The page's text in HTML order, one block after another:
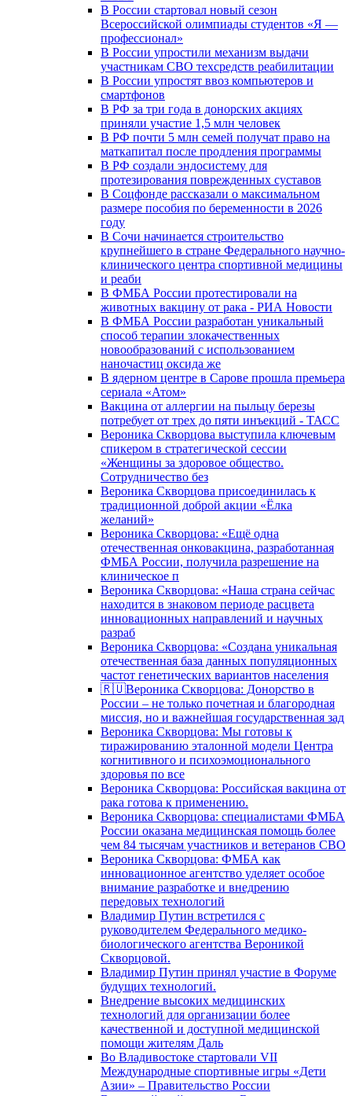
В России стартовал новый сезон
Всероссийской олимпиады студентов «Я —
профессионал»
В России упростили механизм выдачи
участникам СВО техсредств реабилитации
В России упростят ввоз компьютеров и
смартфонов
В РФ за три года в донорских акциях
приняли участие 1,5 млн человек
В РФ почти 5 млн семей получат право на
маткапитал после продления программы
В РФ создали эндосистему для
протезирования поврежденных суставов
В Соцфонде рассказали о максимальном
размере пособия по беременности в 2026
году
В Сочи начинается строительство
крупнейшего в стране Федерального научно-
клинического центра спортивной медицины
и реаби
В ФМБА России протестировали на
животных вакцину от рака - РИА Новости
В ФМБА России разработан уникальный
способ терапии злокачественных
новообразований с использованием
наночастиц оксида же
В ядерном центре в Сарове прошла премьера
сериала «Атом»
Вакцина от аллергии на пыльцу березы
потребует от трех до пяти инъекций - ТАСС
Вероника Скворцова выступила ключевым
спикером в стратегической сессии
«Женщины за здоровое общество.
Сотрудничество без
Вероника Скворцова присоединилась к
традиционной доброй акции «Ёлка
желаний»
Вероника Скворцова: «Ещё одна
отечественная онковакцина, разработанная
ФМБА России, получила разрешение на
клиническое п
Вероника Скворцова: «Наша страна сейчас
находится в знаковом периоде расцвета
инновационных направлений и научных
разраб
Вероника Скворцова: «Создана уникальная
отечественная база данных популяционных
частот генетических вариантов населения
🇷🇺Вероника Скворцова: Донорство в
России – не только почетная и благородная
миссия, но и важнейшая государственная зад
Вероника Скворцова: Мы готовы к
тиражированию эталонной модели Центра
когнитивного и психоэмоционального
здоровья по все
Вероника Скворцова: Российская вакцина от
рака готова к применению.
Вероника Скворцова: специалистами ФМБА
России оказана медицинская помощь более
чем 84 тысячам участников и ветеранов СВО
Вероника Скворцова: ФМБА как
инновационное агентство уделяет особое
внимание разработке и внедрению
передовых технологий
Владимир Путин встретился с
руководителем Федерального медико-
биологического агентства Вероникой
Скворцовой.
Владимир Путин принял участие в Форуме
будущих технологий.
Внедрение высоких медицинских
технологий для организации более
качественной и доступной медицинской
помощи жителям Даль
Во Владивостоке стартовали VII
Международные спортивные игры «Дети
Азии» – Правительство России